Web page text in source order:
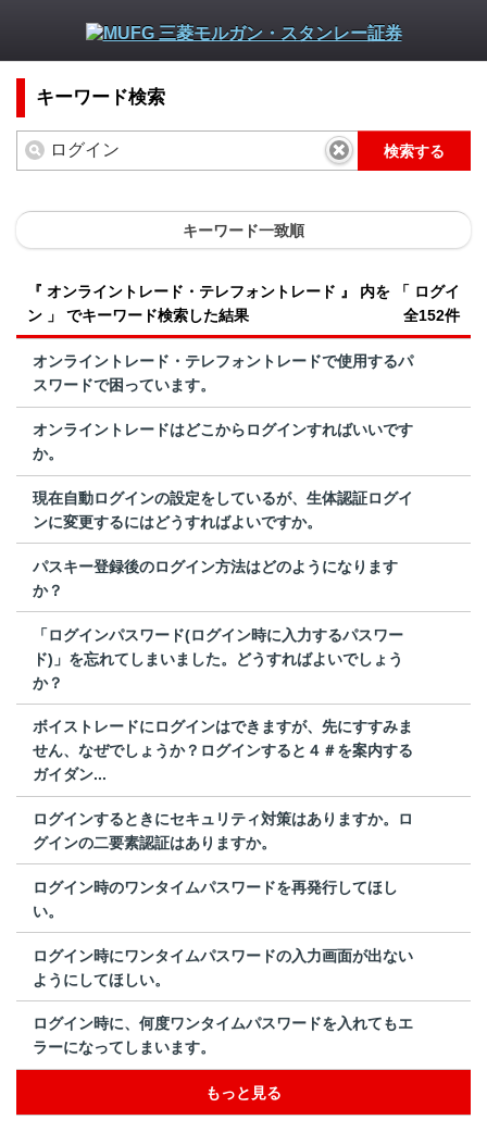
キーワード検索
検索する
キーワード一致順
『 オンライントレード・テレフォントレード 』 内を 「 ログイ
ン 」 でキーワード検索した結果
全152件
オンライントレード・テレフォントレードで使用するパ
スワードで困っています。
オンライントレードはどこからログインすればいいです
か。
現在自動ログインの設定をしているが、生体認証ログイ
ンに変更するにはどうすればよいですか。
パスキー登録後のログイン方法はどのようになります
か？
「ログインパスワード(ログイン時に入力するパスワー
ド)」を忘れてしまいました。どうすればよいでしょう
か？
ボイストレードにログインはできますが、先にすすみま
せん、なぜでしょうか？ログインすると４＃を案内する
ガイダン...
ログインするときにセキュリティ対策はありますか。ロ
グインの二要素認証はありますか。
ログイン時のワンタイムパスワードを再発行してほし
い。
ログイン時にワンタイムパスワードの入力画面が出ない
ようにしてほしい。
ログイン時に、何度ワンタイムパスワードを入れてもエ
ラーになってしまいます。
もっと見る